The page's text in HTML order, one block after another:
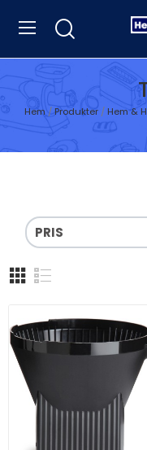
Hem Produkter Hem &
PRIS